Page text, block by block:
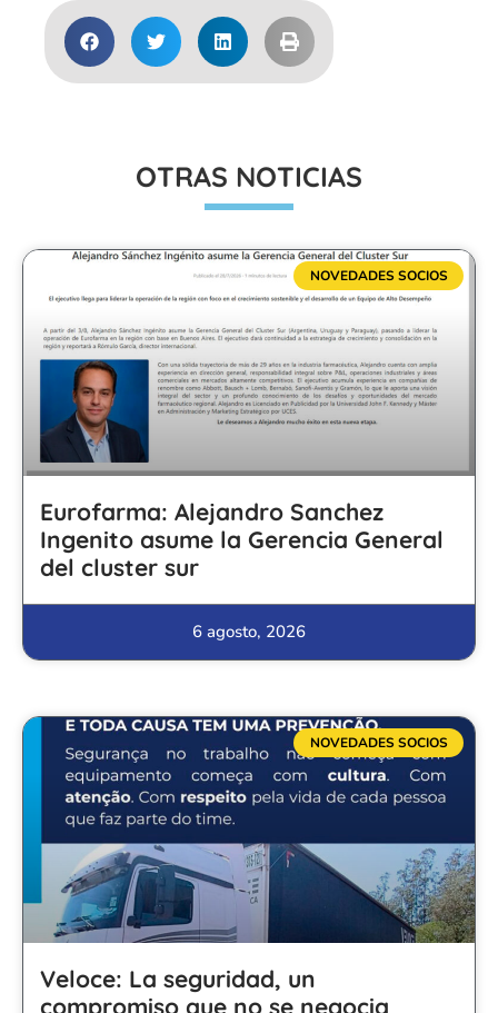
OTRAS NOTICIAS
NOVEDADES SOCIOS
Eurofarma: Alejandro Sanchez
Ingenito asume la Gerencia General
del cluster sur
6 agosto, 2026
NOVEDADES SOCIOS
Veloce: La seguridad, un
compromiso que no se negocia